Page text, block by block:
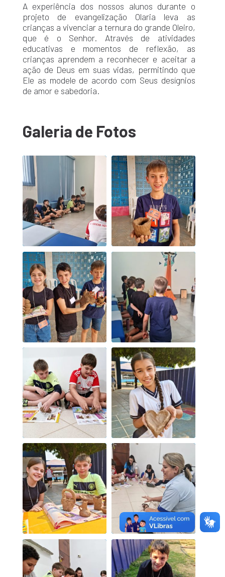
A experiência dos nossos alunos durante o
projeto de evangelização Olaria leva as
crianças a vivenciar a ternura do grande Oleiro,
que é o Senhor. Através de atividades
educativas e momentos de reflexão, as
crianças aprendem a reconhecer e aceitar a
ação de Deus em suas vidas, permitindo que
Ele as modele de acordo com Seus desígnios
de amor e sabedoria.
Galeria de Fotos